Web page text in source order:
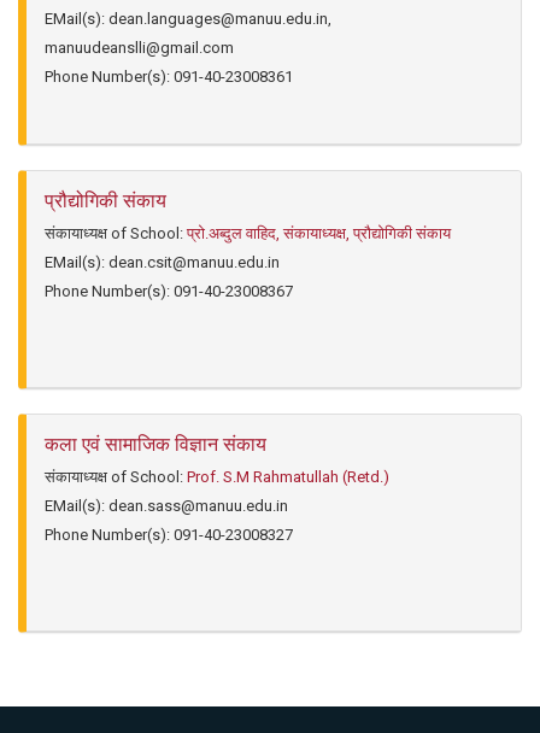
EMail(s): dean.languages@manuu.edu.in,
manuudeanslli@gmail.com
Phone Number(s): 091-40-23008361
प्रौद्योगिकी संकाय
संकायाध्यक्ष of School:प्रो.अब्दुल वाहिद, संकायाध्यक्ष, प्रौद्योगिकी संकाय
EMail(s): dean.csit@manuu.edu.in
Phone Number(s): 091-40-23008367
कला एवं सामाजिक विज्ञान संकाय
संकायाध्यक्ष of School: Prof. S.M Rahmatullah (Retd.)
EMail(s): dean.sass@manuu.edu.in
Phone Number(s): 091-40-23008327